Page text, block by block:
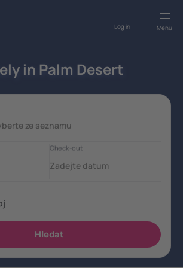
Menu
Log in
in Palm Desert